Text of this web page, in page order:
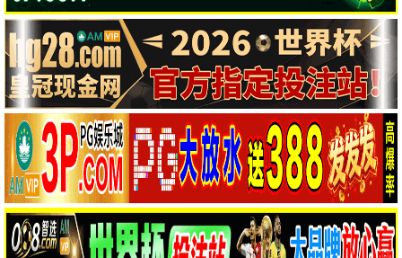
流浪地球3
国产科幻巅峰 · 2025
9.9 2025
蜂鸟极速播